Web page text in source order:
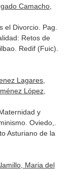
Camacho,
el Divorcio. Pag.
Retos de
Redif (Fuic).
Lagares,
López,
y
. Oviedo,.
Asturiano de la
Maria del